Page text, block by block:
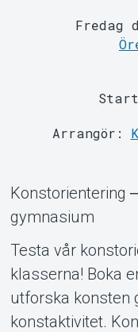
Fredag
Arrangör:
Konstorientering
gymnasium
Testa vår
klasserna! Boka
utforska konsten
konstaktivitet.